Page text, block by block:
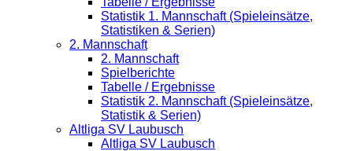
Statistik 1. Mannschaft (Spieleinsätze,
Statistiken & Serien)
2. Mannschaft
2. Mannschaft
Spielberichte
Tabelle / Ergebnisse
Statistik 2. Mannschaft (Spieleinsätze,
Statistik & Serien)
Altliga SV Laubusch
Altliga SV Laubusch